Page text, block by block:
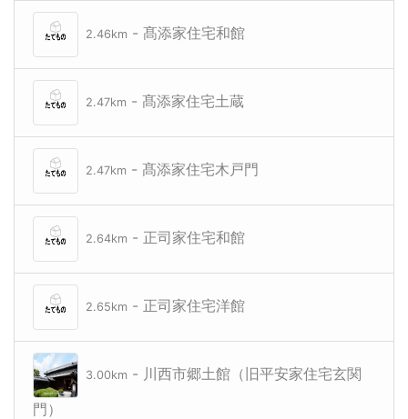
2.46km - 髙添家住宅和館
2.47km - 髙添家住宅土蔵
2.47km - 髙添家住宅木戸門
2.64km - 正司家住宅和館
2.65km - 正司家住宅洋館
3.00km - 川西市郷土館（旧平安家住宅玄関
門）